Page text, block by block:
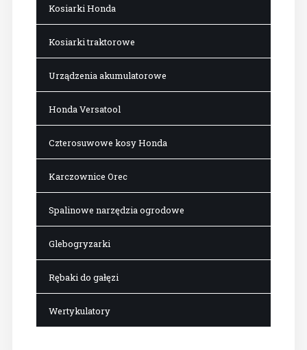
Kosiarki Honda
Kosiarki traktorowe
Urządzenia akumulatorowe
Honda Versatool
Czterosuwowe kosy Honda
Karczownice Orec
Spalinowe narzędzia ogrodowe
Glebogryzarki
Rębaki do gałęzi
Wertykulatory